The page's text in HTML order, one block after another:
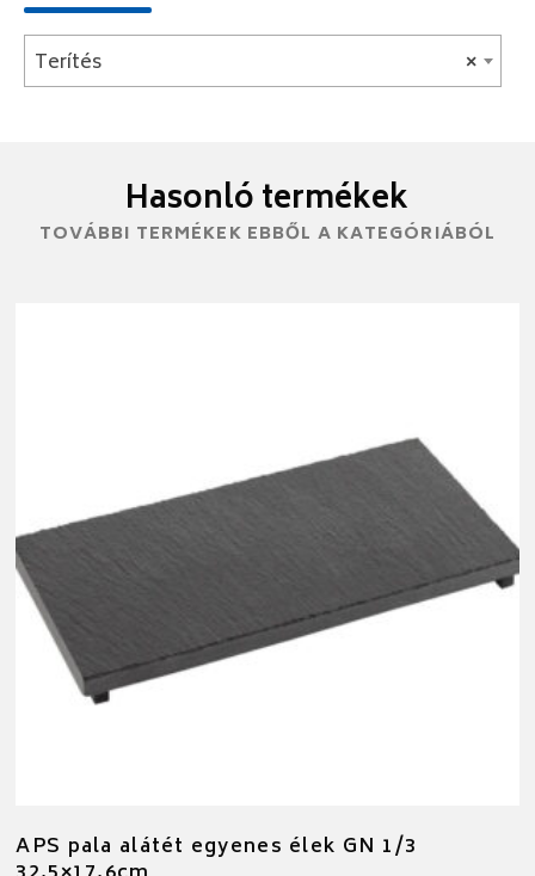
×
Terítés
Hasonló termékek
TOVÁBBI TERMÉKEK EBBŐL A KATEGÓRIÁBÓL
APS pala alátét egyenes élek GN 1/3